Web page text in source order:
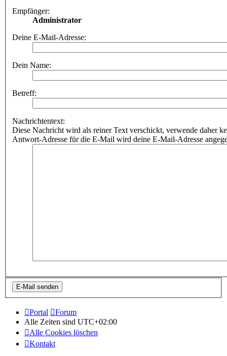
Empfänger:
Administrator
Deine E-Mail-Adresse:
Dein Name:
Betreff:
Nachrichtentext:
Diese Nachricht wird als reiner Text verschickt, verwende daher
Antwort-Adresse für die E-Mail wird deine E-Mail-Adresse
Portal
Forum
Alle Zeiten sind UTC+02:00
Alle Cookies löschen
Kontakt